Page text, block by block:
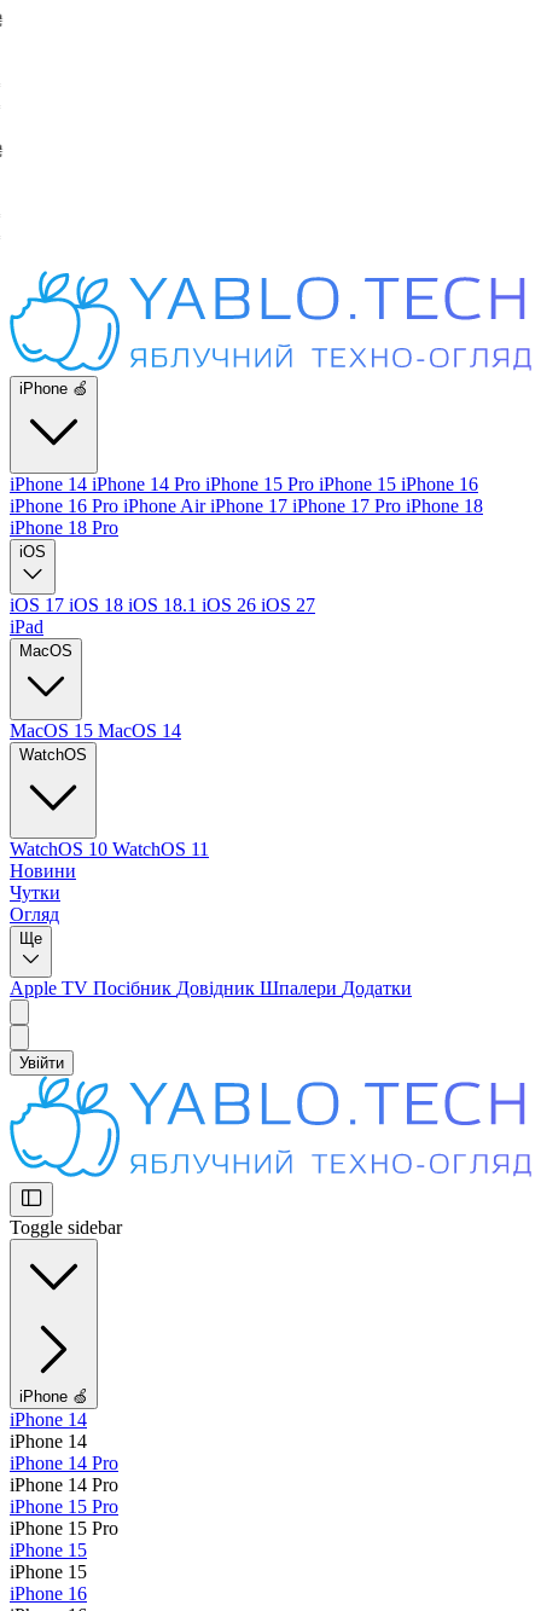
iPhone 🍏
iPhone 14 iPhone 14 Pro iPhone 15 Pro iPhone 15 iPhone 16
iPhone 16 Pro iPhone AiriPhone 17 iPhone 17 Pro iPhone 18
iPhone 18 Pro
iOS
iOS 17 iOS 18 iOS 18.1 iOS 26 iOS 27
iPad
MacOS
MacOS 15 MacOS 14
WatchOS
WatchOS 10 WatchOS 11
Новини
Чутки
Огляд
Ще
Apple TV Посібник Довідник Шпалери Додатки
Увійти
Toggle sidebar
iPhone 🍏
iPhone 14
iPhone 14
iPhone 14 Pro
iPhone 14 Pro
iPhone 15 Pro
iPhone 15 Pro
iPhone 15
iPhone 15
iPhone 16